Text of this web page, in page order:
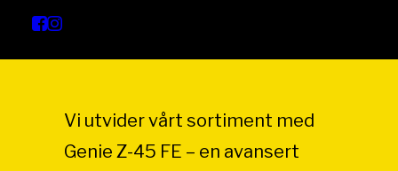
Vi utvider vårt sortiment med
Genie Z-45 FE – en avansert